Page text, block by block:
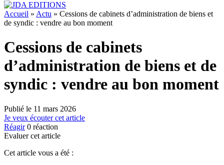
Accueil » Actu » Cessions de cabinets d’administration de biens et
de syndic : vendre au bon moment
Cessions de cabinets
d’administration de biens et de
syndic : vendre au bon moment
Publié le 11 mars 2026
Je veux écouter cet article
Réagir 0 réaction
Evaluer cet article
Cet article vous a été :